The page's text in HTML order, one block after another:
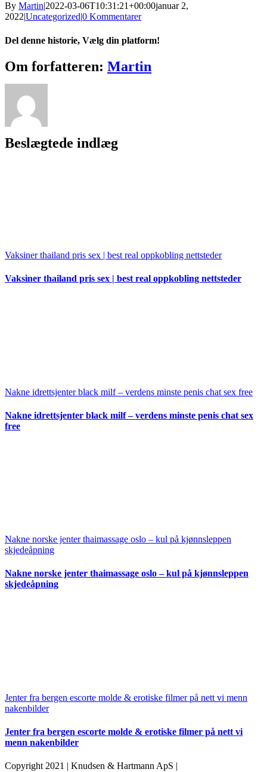
By Martin2022-03-06T10:31:21+00:00januar 2,
2022Uncategorized0 Kommentarer
Del denne historie, Vælg din platform!
Facebook
X
Reddit
LinkedIn
WhatsApp
Tumblr
Pinterest
Vk
Xing
E-
mail
Om forfatteren: Martin
Beslægtede indlæg
Vaksiner thailand pris sex | best real oppkobling nettsteder
Vaksiner thailand pris sex | best real oppkobling nettsteder
Nakne idrettsjenter black milf – verdens minste penis chat sex free
Nakne idrettsjenter black milf – verdens minste penis chat sex
free
Nakne norske jenter thaimassage oslo – kul på kjønnsleppen
skjedeåpning
Nakne norske jenter thaimassage oslo – kul på kjønnsleppen
skjedeåpning
Jenter fra bergen escorte molde & erotiske filmer på nett vi menn
nakenbilder
Jenter fra bergen escorte molde & erotiske filmer på nett vi
menn nakenbilder
Copyright 2021 | Knudsen & Hartmann ApS |